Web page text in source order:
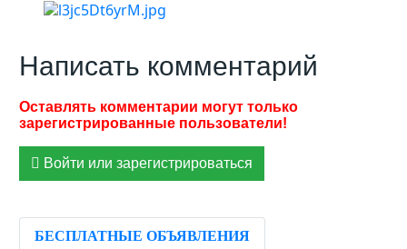
Написать комментарий
Войти или зарегистрироваться
БЕСПЛАТНЫЕ ОБЪЯВЛЕНИЯ